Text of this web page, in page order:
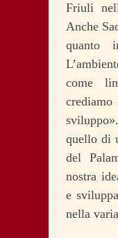
Friuli
Anche
quanto
come
quello di
del
nostra
e
nella